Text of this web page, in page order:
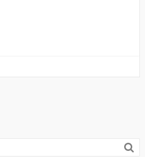
